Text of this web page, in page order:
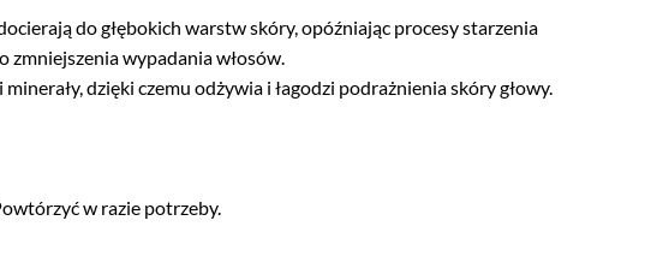
do głębokich warstw skóry, opóźniając procesy starzenia
zmniejszenia wypadania włosów.
dzięki czemu odżywia i łagodzi podrażnienia skóry głowy.
w razie potrzeby.